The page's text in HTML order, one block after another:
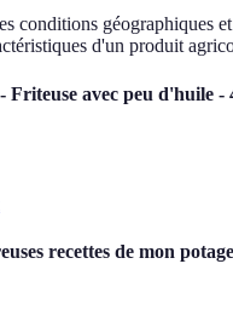
conditions géographiques
d'un produit
avec peu d'huile -
recettes de mon